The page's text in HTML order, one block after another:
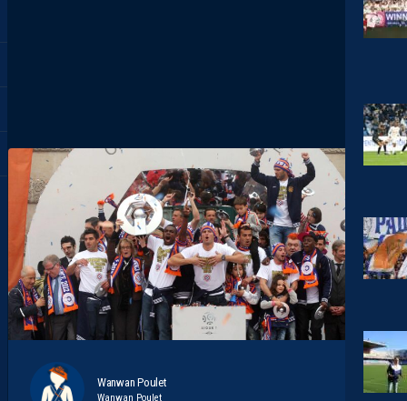
Wanwan Poulet
Wanwan Poulet